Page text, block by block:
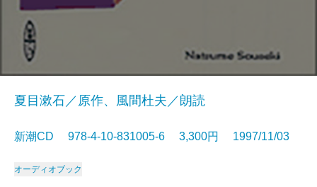
夏目漱石／原作、風間杜夫／朗読
新潮CD 978-4-10-831005-6 3,300円 1997/11/03
オーディオブック